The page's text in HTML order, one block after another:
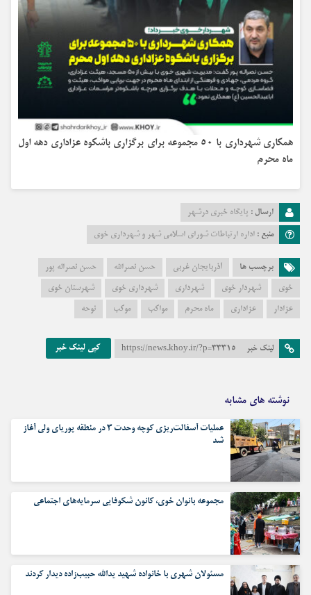
همکاری شهرداری با ۵۰ مجموعه برای برگزاری باشکوه عزاداری دهه اول
ماه محرم
ارسال : پایگاه خبری درشهر
منبع : اداره ارتباطات شورای اسلامی شهر و شهرداری خوی
برچسب ها آذربایجان غربی حسن نصرالله حسن نصراله پور
خوی شهردار خوی شهرداری شهرداری خوی شهرستان خوی
عزادار عزاداری ماه محرم مواکب موکب نوحه
لینک خبر https://news.khoy.ir/?p=33315 کپی لینک خبر
نوشته های مشابه
عملیات آسفالت‌ریزی کوچه وحدت ۳ در منطقه پوریای ولی آغاز
شد
مجموعه بانوان خوی، کانون شکوفایی سرمایه‌های اجتماعی
مسئولان شهری با خانواده شهید یدالله حبیب‌زاده دیدار کردند